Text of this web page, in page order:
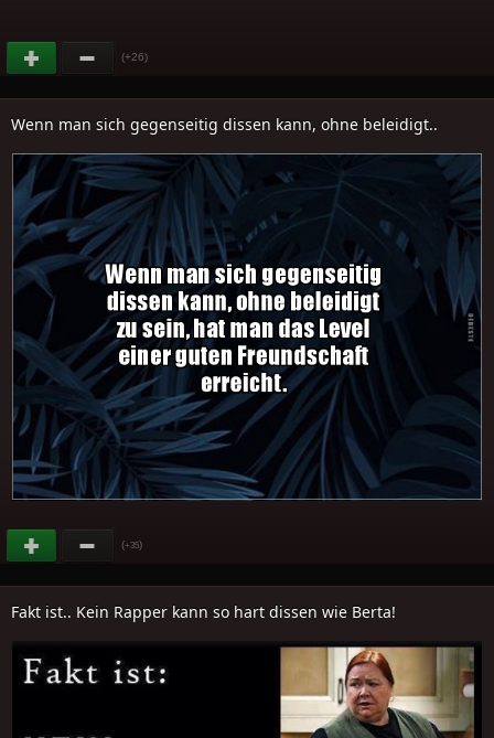
(+26)
Wenn man sich gegenseitig dissen kann, ohne beleidigt..
(+35)
Fakt ist.. Kein Rapper kann so hart dissen wie Berta!